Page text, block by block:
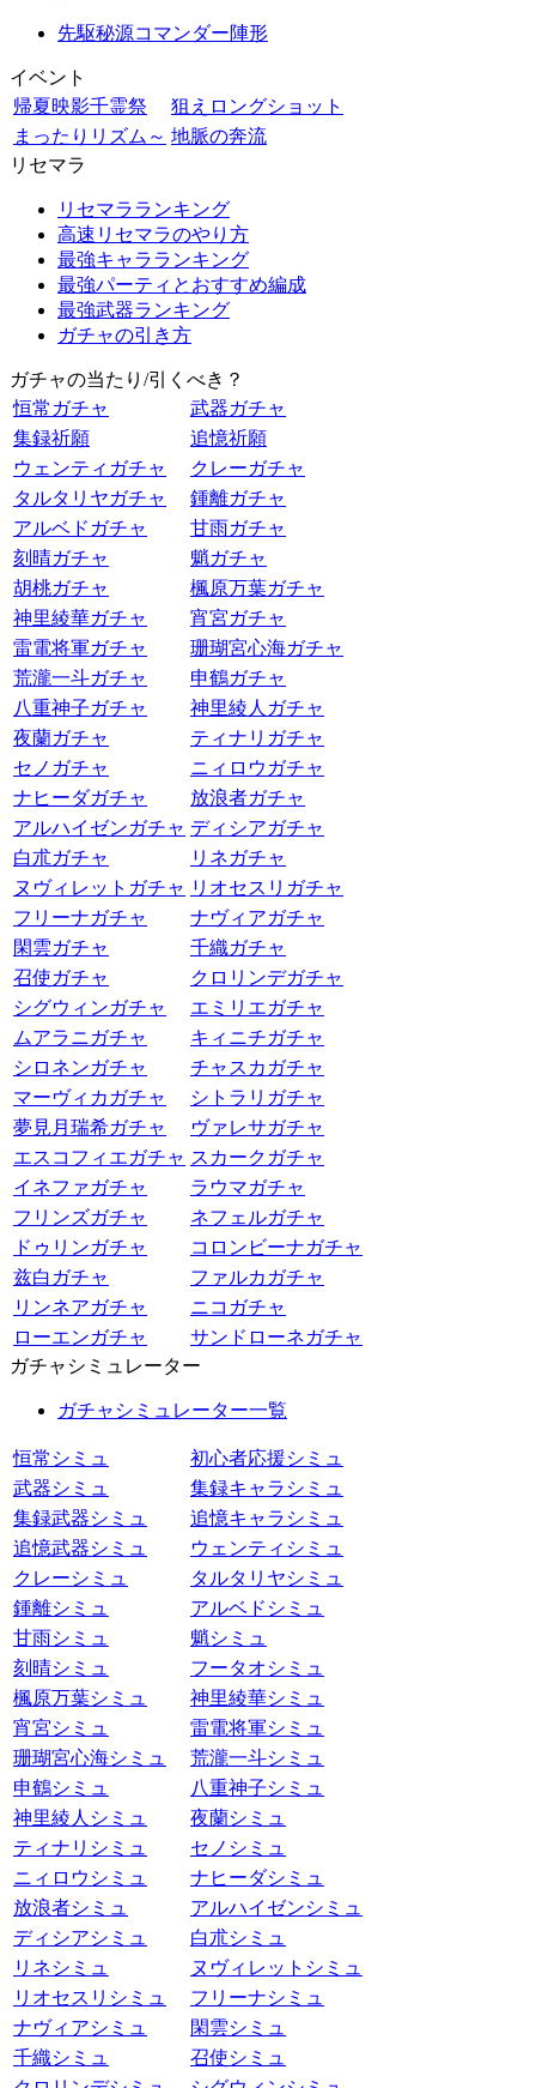
先駆秘源コマンダー陣形
イベント
帰夏映影千霊祭
狙えロングショット
まったりリズム～ 地脈の奔流
リセマラ
リセマラランキング
高速リセマラのやり方
最強キャラランキング
最強パーティとおすすめ編成
最強武器ランキング
ガチャの引き方
ガチャの当たり/引くべき？
恒常ガチャ
武器ガチャ
集録祈願
追憶祈願
ウェンティガチャ
クレーガチャ
タルタリヤガチャ
鍾離ガチャ
アルベドガチャ
甘雨ガチャ
刻晴ガチャ
魈ガチャ
胡桃ガチャ
楓原万葉ガチャ
神里綾華ガチャ
宵宮ガチャ
雷電将軍ガチャ
珊瑚宮心海ガチャ
荒瀧一斗ガチャ
申鶴ガチャ
八重神子ガチャ
神里綾人ガチャ
夜蘭ガチャ
ティナリガチャ
セノガチャ
ニィロウガチャ
ナヒーダガチャ
放浪者ガチャ
アルハイゼンガチャ ディシアガチャ
白朮ガチャ
リネガチャ
ヌヴィレットガチャ リオセスリガチャ
フリーナガチャ
ナヴィアガチャ
閑雲ガチャ
千織ガチャ
召使ガチャ
クロリンデガチャ
シグウィンガチャ
エミリエガチャ
ムアラニガチャ
キィニチガチャ
シロネンガチャ
チャスカガチャ
マーヴィカガチャ
シトラリガチャ
夢見月瑞希ガチャ
ヴァレサガチャ
エスコフィエガチャ スカークガチャ
イネファガチャ
ラウマガチャ
フリンズガチャ
ネフェルガチャ
ドゥリンガチャ
コロンビーナガチャ
兹白ガチャ
ファルカガチャ
リンネアガチャ
ニコガチャ
ローエンガチャ
サンドローネガチャ
ガチャシミュレーター
ガチャシミュレーター一覧
恒常シミュ
初心者応援シミュ
武器シミュ
集録キャラシミュ
集録武器シミュ
追憶キャラシミュ
追憶武器シミュ
ウェンティシミュ
クレーシミュ
タルタリヤシミュ
鍾離シミュ
アルベドシミュ
甘雨シミュ
魈シミュ
刻晴シミュ
フータオシミュ
楓原万葉シミュ
神里綾華シミュ
宵宮シミュ
雷電将軍シミュ
珊瑚宮心海シミュ
荒瀧一斗シミュ
申鶴シミュ
八重神子シミュ
神里綾人シミュ
夜蘭シミュ
ティナリシミュ
セノシミュ
ニィロウシミュ
ナヒーダシミュ
放浪者シミュ
アルハイゼンシミュ
ディシアシミュ
白朮シミュ
リネシミュ
ヌヴィレットシミュ
リオセスリシミュ
フリーナシミュ
ナヴィアシミュ
閑雲シミュ
千織シミュ
召使シミュ